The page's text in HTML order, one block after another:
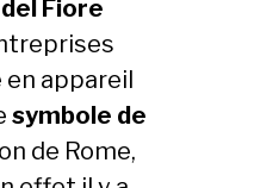
Fiore
en appareil
symbole de
de Rome,